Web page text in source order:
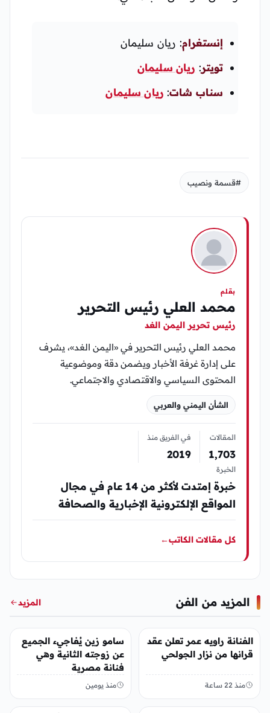
إنستغرام: ريان سليمان
تويتر: ريان سليمان
سناب شات: ريان سليمان
#قسمة ونصيب
بقلم
محمد العلي رئيس التحرير
رئيس تحرير اليمن الغد
محمد العلي رئيس التحرير في «اليمن الغد»، يشرف
على إدارة غرفة الأخبار ويضمن دقة وموضوعية
المحتوى السياسي والاقتصادي والاجتماعي.
الشأن اليمني والعربي
المقالات
1٬703
في الفريق منذ
2019
الخبرة
خبرة إمتدت لأكثر من 14 عام في مجال
المواقع الإلكترونية الإخبارية والصحافة
كل مقالات الكاتب←
المزيد من الفن المزيد
الفن
الفنانة راويه عمر تعلن عقد
قرانها من نزار الجولحي
منذ 22 ساعة
الفن
سامو زين يُفاجيء الجميع
عن زوجته الثانية وهي
فنانة مصرية
منذ يومين